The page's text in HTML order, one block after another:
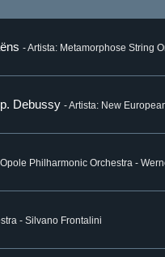
- Artista: Metamorphose String
Debussy - Artista: New
Philharmonic Orchestra -
- Silvano Frontalini